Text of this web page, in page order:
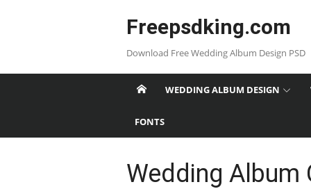
Freepsdking.com
Download Free Wedding Album Design PSD
WEDDING ALBUM DESIGN
FONTS
Wedding Album